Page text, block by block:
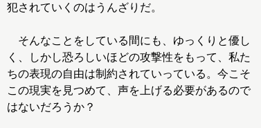
犯されていくのはうんざりだ。
そんなことをしている間にも、ゆっくりと優し
く、しかし恐ろしいほどの攻撃性をもって、私た
ちの表現の自由は制約されていっている。今こそ
この現実を見つめて、声を上げる必要があるので
はないだろうか？